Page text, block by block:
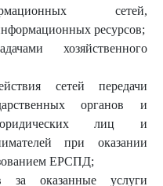
сетей,
ресурсов;
хозяйственного
сетей передачи
органов и
лиц и
при оказании
ЕРСПД;
за оказанные услуги